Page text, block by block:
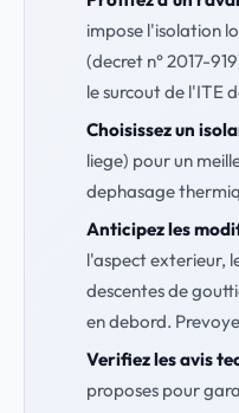
impose l'isolation
(decret n° 2017-
le surcout de l'ITE
Choisissez un
liege) pour un
dephasage
Anticipez les
l'aspect exterieur,
descentes de
en debord.
Verifiez les avis
proposes pour